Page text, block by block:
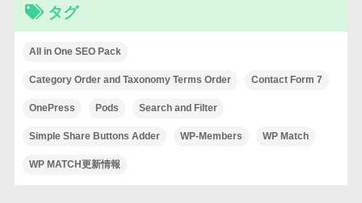
タグ
All in One SEO Pack
Category Order and Taxonomy Terms Order Contact Form 7
OnePress Pods Search and Filter
Simple Share Buttons Adder WP-Members WP Match
WP MATCH更新情報